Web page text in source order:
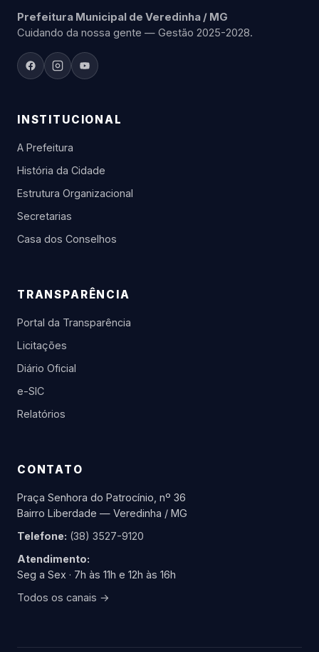
Prefeitura Municipal de Veredinha / MG
Cuidando da nossa gente — Gestão 2025-2028.
INSTITUCIONAL
A Prefeitura
História da Cidade
Estrutura Organizacional
Secretarias
Casa dos Conselhos
TRANSPARÊNCIA
Portal da Transparência
Licitações
Diário Oficial
e-SIC
Relatórios
CONTATO
Praça Senhora do Patrocínio, nº 36
Bairro Liberdade — Veredinha / MG
Telefone: (38) 3527-9120
Atendimento:
Seg a Sex · 7h às 11h e 12h às 16h
Todos os canais →